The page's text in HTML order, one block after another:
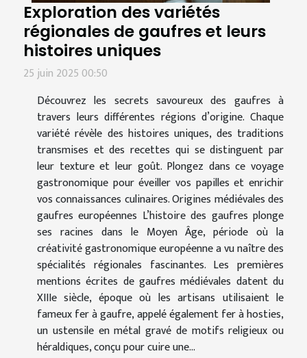
Exploration des variétés
régionales de gaufres et leurs
histoires uniques
25 juin 2025 00:50
Découvrez les secrets savoureux des gaufres à
travers leurs différentes régions d’origine. Chaque
variété révèle des histoires uniques, des traditions
transmises et des recettes qui se distinguent par
leur texture et leur goût. Plongez dans ce voyage
gastronomique pour éveiller vos papilles et enrichir
vos connaissances culinaires. Origines médiévales des
gaufres européennes L’histoire des gaufres plonge
ses racines dans le Moyen Âge, période où la
créativité gastronomique européenne a vu naître des
spécialités régionales fascinantes. Les premières
mentions écrites de gaufres médiévales datent du
XIIIe siècle, époque où les artisans utilisaient le
fameux fer à gaufre, appelé également fer à hosties,
un ustensile en métal gravé de motifs religieux ou
héraldiques, conçu pour cuire une...